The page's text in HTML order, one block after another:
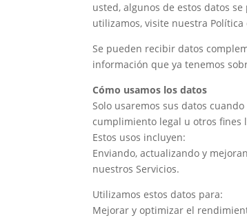
usted, algunos de estos datos
utilizamos, visite nuestra Política
Se pueden recibir datos
información que ya tenemos
Cómo usamos los datos
Solo usaremos sus datos
cumplimiento legal u otros fines
Estos usos incluyen:
Enviando, actualizando y
nuestros Servicios.
Utilizamos estos datos para:
Mejorar y optimizar el